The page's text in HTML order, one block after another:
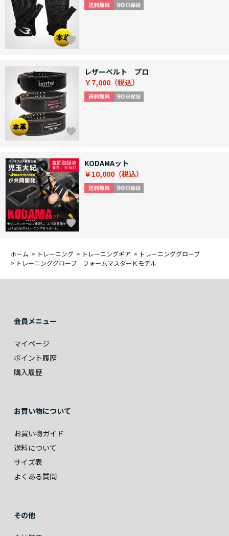
レザーベルト プロ
￥7,000
KODAMAット
￥10,000
ホーム > トレーニング > トレーニングギア > トレーニンググローブ
> トレーニンググローブ フォームマスターＫモデル
会員メニュー
マイページ
ポイント履歴
購入履歴
お買い物について
お買い物ガイド
送料について
サイズ表
よくある質問
その他